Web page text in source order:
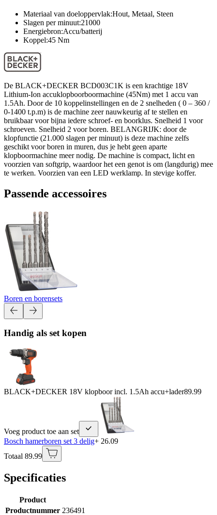
Materiaal van doeloppervlak:Hout, Metaal, Steen
Slagen per minuut:21000
Energiebron:Accu/batterij
Koppel:45 Nm
De BLACK+DECKER BCD003C1K is een krachtige 18V
Lithium-Ion accuklopboorboormachine (45Nm) met 1 accu van
1.5Ah. Door de 10 koppelinstellingen en de 2 snelheden ( 0 – 360 /
0-1400 t.p.m) is de machine zeer nauwkeurig af te stellen en
bruikbaar voor bijna iedere schroef- en boorklus. Snelheid 1 voor
schroeven. Snelheid 2 voor boren. BELANGRIJK: door de
klopfunctie (21.000 slagen per minuut) is deze machine zelfs
geschikt voor boren in muren, dus je hebt geen aparte
klopboormachine meer nodig. De machine is compact, licht en
voorzien van softgrip, waardoor het een genot is om (langdurig) mee
te werken. Voorzien van een LED werklamp. In stevige koffer.
Passende accessoires
Boren en borensets
Handig als set kopen
BLACK+DECKER 18V klopboor incl. 1.5Ah accu+lader89.99
Voeg product toe aan set
Bosch hamerboren set 3 delig+ 26.09
Totaal 89.99
Specificaties
Product
Productnummer 236491